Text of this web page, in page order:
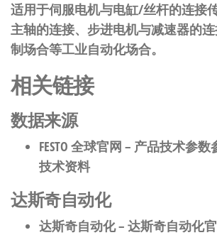
适用于伺服电机与电缸/丝杆的连接
主轴的连接、步进电机与减速器的
制场合等工业自动化场合。
相关链接
数据来源
FESTO 全球官网 – 产品技术参数
技术资料
达斯奇自动化
达斯奇自动化– 达斯奇自动化